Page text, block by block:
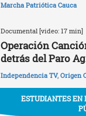
Marcha Patriótica Cauca
Documental [video: 17 min]
Operación
detrás del Paro
Independencia TV, Origen
ESTUDIANTES EN